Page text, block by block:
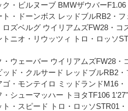
ク・ビルヌーブ BMWザウバーF1.06
ト・ドーンボス レッドブルRB2・
ロズベルグ ウイリアムズFW28・コ
トニオ・リウッツィ トロ・ロッソ
・ウェーバー ウイリアムズFW28・
ッド・クルサード レッドブルRB2
ゴ・モンテイロ ミッドランドM16・
・シューマッハー トヨタTF106
ト・スピード トロ・ロッソSTR01